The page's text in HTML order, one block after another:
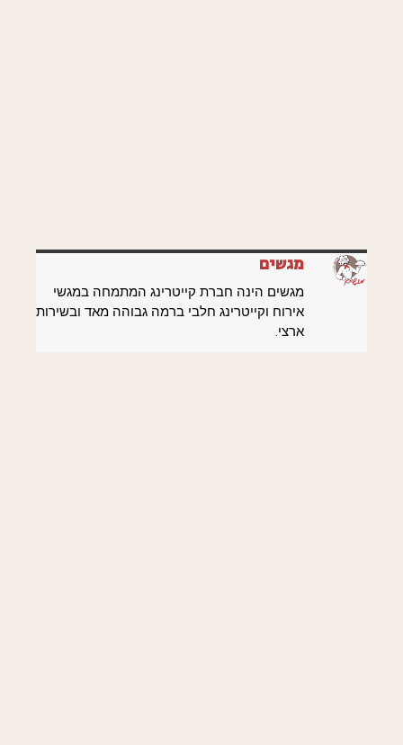
מגשים
מגשים הינה חברת קייטרינג המתמחה במגשי
אירוח וקייטרינג חלבי ברמה גבוהה מאד ובשירות
ארצי.